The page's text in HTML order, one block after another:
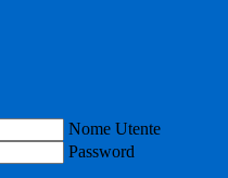
Nome Utente
Password